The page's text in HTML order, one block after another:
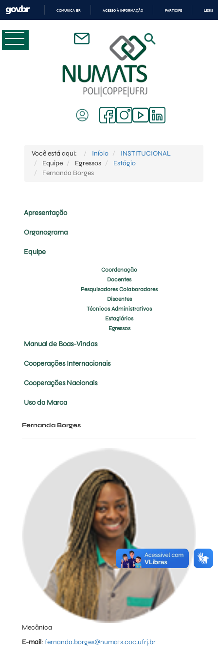
CONTEÚDO
COMUNICA BR ACESSO À INFORMAÇÃO PARTICIPE
Você está aqui: Início
INSTITUCIONAL
Equipe
Egressos
Estágio
Fernanda Borges
Apresentação
Organograma
Equipe
Coordenação
Docentes
Pesquisadores Colaboradores
Discentes
Técnicos Administrativos
Estagiários
Egressos
Manual de Boas-Vindas
Cooperações Internacionais
Cooperações Nacionais
Uso da Marca
Fernanda Borges
Mecânica
E-mail: fernanda.borges@numats.coc.ufrj.br